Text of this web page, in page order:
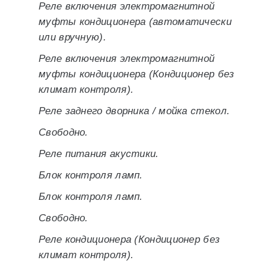
Реле включения электромагнитной
муфты кондиционера (автоматически
или вручную).
Реле включения электромагнитной
муфты кондиционера (Кондиционер без
климат контроля).
Реле заднего дворника / мойка стекол.
Свободно.
Реле питания акустики.
Блок контроля ламп.
Блок контроля ламп.
Свободно.
Реле кондиционера (Кондиционер без
климат контроля).